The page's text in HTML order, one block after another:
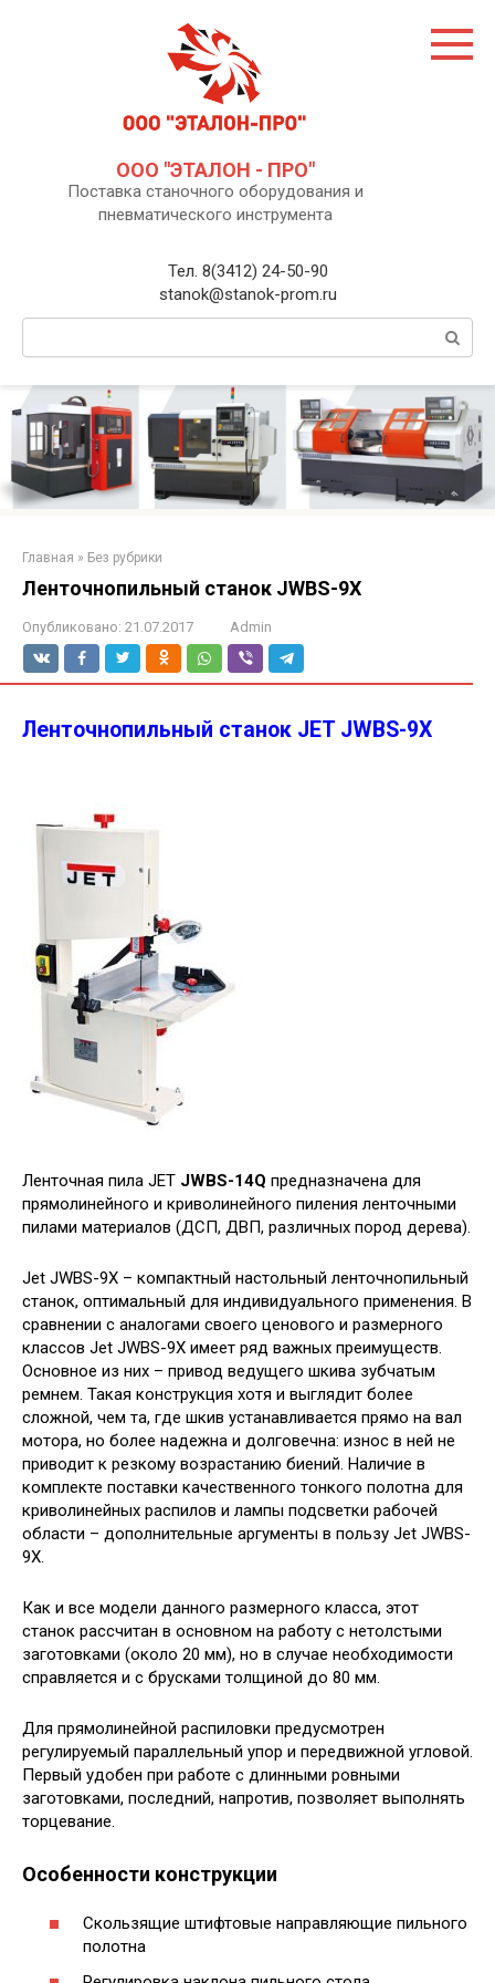
ООО "ЭТАЛОН - ПРО"
Поставка станочного оборудования и
пневматического инструмента
Тел. 8(3412) 24-50-90
stanok@stanok-prom.ru
Главная » Без рубрики
Ленточнопильный станок JWBS-9X
Опубликовано: 21.07.2017 Admin
Ленточнопильный станок JET JWBS-9X
Ленточная пила JET JWBS-14Q предназначена для
прямолинейного и криволинейного пиления ленточными
пилами материалов (ДСП, ДВП, различных пород дерева).
Jet JWBS-9X – компактный настольный ленточнопильный
станок, оптимальный для индивидуального применения. В
сравнении с аналогами своего ценового и размерного
классов Jet JWBS-9X имеет ряд важных преимуществ.
Основное из них – привод ведущего шкива зубчатым
ремнем. Такая конструкция хотя и выглядит более
сложной, чем та, где шкив устанавливается прямо на вал
мотора, но более надежна и долговечна: износ в ней не
приводит к резкому возрастанию биений. Наличие в
комплекте поставки качественного тонкого полотна для
криволинейных распилов и лампы подсветки рабочей
области – дополнительные аргументы в пользу Jet JWBS-
9X.
Как и все модели данного размерного класса, этот
станок рассчитан в основном на работу с нетолстыми
заготовками (около 20 мм), но в случае необходимости
справляется и с брусками толщиной до 80 мм.
Для прямолинейной распиловки предусмотрен
регулируемый параллельный упор и передвижной угловой.
Первый удобен при работе с длинными ровными
заготовками, последний, напротив, позволяет выполнять
торцевание.
Особенности конструкции
Скользящие штифтовые направляющие пильного
полотна